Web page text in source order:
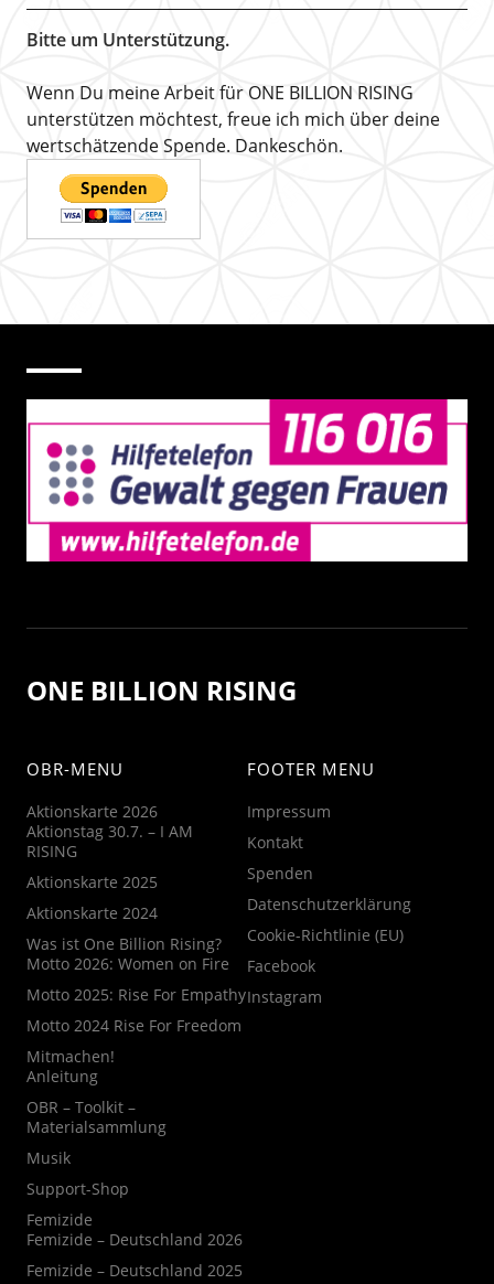
Bitte um Unterstützung.
Wenn Du meine Arbeit für ONE BILLION RISING
unterstützen möchtest, freue ich mich über deine
wertschätzende Spende. Dankeschön.
ONE BILLION RISING
OBR-MENU
Aktionskarte 2026
Aktionstag 30.7. – I AM
RISING
Aktionskarte 2025
Aktionskarte 2024
Was ist One Billion Rising?
Motto 2026: Women on Fire
Motto 2025: Rise For Empathy
Motto 2024 Rise For Freedom
Mitmachen!
Anleitung
OBR – Toolkit –
Materialsammlung
Musik
Support-Shop
Femizide
Femizide – Deutschland 2026
Femizide – Deutschland 2025
FOOTER MENU
Impressum
Kontakt
Spenden
Datenschutzerklärung
Cookie-Richtlinie (EU)
Facebook
Instagram